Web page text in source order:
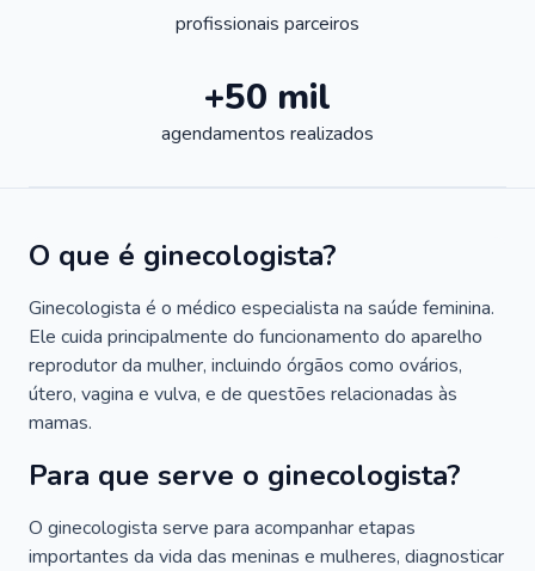
profissionais parceiros
+50 mil
agendamentos realizados
O que é ginecologista?
Ginecologista é o médico especialista na saúde feminina.
Ele cuida principalmente do funcionamento do aparelho
reprodutor da mulher, incluindo órgãos como ovários,
útero, vagina e vulva, e de questões relacionadas às
mamas.
Para que serve o ginecologista?
O ginecologista serve para acompanhar etapas
importantes da vida das meninas e mulheres, diagnosticar